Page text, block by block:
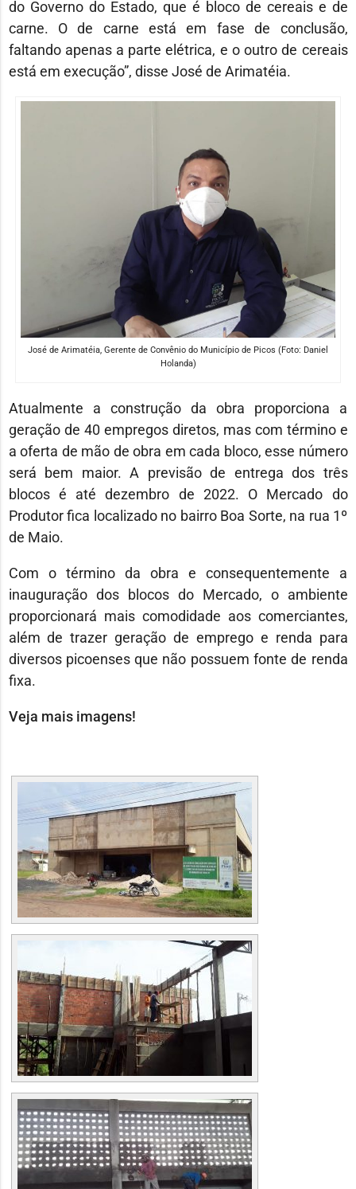
do Governo do Estado, que é bloco de cereais e de
carne. O de carne está em fase de conclusão,
faltando apenas a parte elétrica, e o outro de cereais
está em execução”, disse José de Arimatéia.
José de Arimatéia, Gerente de Convênio do Município de Picos (Foto: Daniel
Holanda)
Atualmente a construção da obra proporciona a
geração de 40 empregos diretos, mas com término e
a oferta de mão de obra em cada bloco, esse número
será bem maior. A previsão de entrega dos três
blocos é até dezembro de 2022. O Mercado do
Produtor fica localizado no bairro Boa Sorte, na rua 1º
de Maio.
Com o término da obra e consequentemente a
inauguração dos blocos do Mercado, o ambiente
proporcionará mais comodidade aos comerciantes,
além de trazer geração de emprego e renda para
diversos picoenses que não possuem fonte de renda
fixa.
Veja mais imagens!